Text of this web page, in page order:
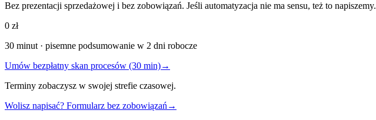
Bez prezentacji sprzedażowej i bez zobowiązań. Jeśli automatyzacja nie ma sensu, też to napiszemy.
0 zł
30 minut · pisemne podsumowanie w 2 dni robocze
Umów bezpłatny skan procesów (30 min)→
Terminy zobaczysz w swojej strefie czasowej.
Wolisz napisać? Formularz bez zobowiązań →